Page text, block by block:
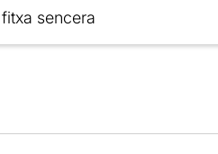
sencera